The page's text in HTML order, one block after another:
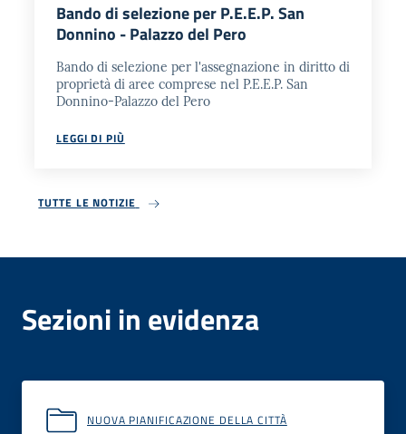
Bando di selezione per P.E.E.P. San
Donnino - Palazzo del Pero
Bando di selezione per l'assegnazione in diritto di
proprietà di aree comprese nel P.E.E.P. San
Donnino-Palazzo del Pero
LEGGI DI PIÙ
TUTTE LE NOTIZIE
Sezioni in evidenza
NUOVA PIANIFICAZIONE DELLA CITTÀ